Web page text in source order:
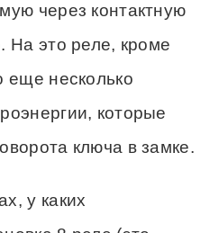
через контактную
На это реле, кроме
еще несколько
которые
ключа в замке.
у каких